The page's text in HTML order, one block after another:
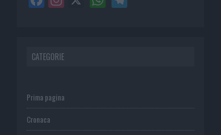
CATEGORIE
Prima pagina
Cronaca